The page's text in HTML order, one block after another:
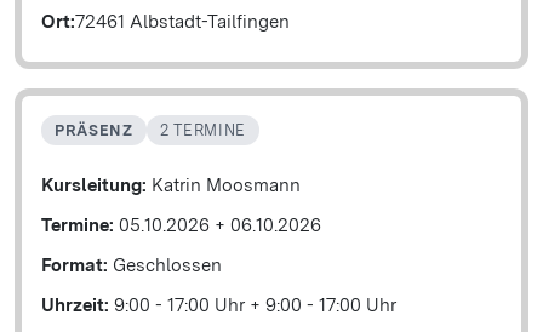
Ort:72461 Albstadt-Tailfingen
PRÄSENZ 2 TERMINE
Kursleitung: Katrin Moosmann
Termine: 05.10.2026 + 06.10.2026
Format: Geschlossen
Uhrzeit: 9:00 - 17:00 Uhr + 9:00 - 17:00 Uhr